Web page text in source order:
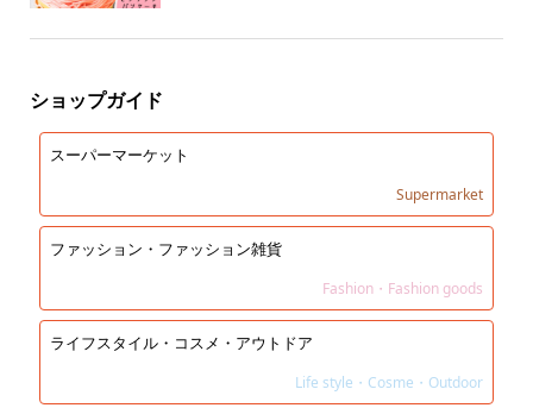
ショップガイド
スーパーマーケット
Supermarket
ファッション・ファッション雑貨
Fashion・Fashion goods
ライフスタイル・コスメ・アウトドア
Life style・Cosme・Outdoor